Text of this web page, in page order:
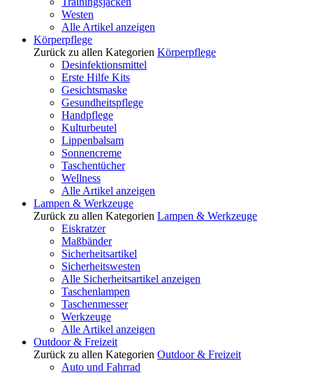
Westen
Alle Artikel anzeigen
Körperpflege
Zurück zu allen Kategorien Körperpflege
Desinfektionsmittel
Erste Hilfe Kits
Gesichtsmaske
Gesundheitspflege
Handpflege
Kulturbeutel
Lippenbalsam
Sonnencreme
Taschentücher
Wellness
Alle Artikel anzeigen
Lampen & Werkzeuge
Zurück zu allen Kategorien Lampen & Werkzeuge
Eiskratzer
Maßbänder
Sicherheitsartikel
Sicherheitswesten
Alle Sicherheitsartikel anzeigen
Taschenlampen
Taschenmesser
Werkzeuge
Alle Artikel anzeigen
Outdoor & Freizeit
Zurück zu allen Kategorien Outdoor & Freizeit
Auto und Fahrrad